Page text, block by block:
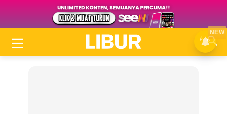
NEW